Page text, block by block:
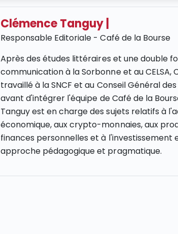
Clémence Tanguy
Responsable Editoriale - Café de la Bourse
Après des études littéraires et une double
communication à la Sorbonne et au CELSA,
travaillé à la SNCF et au Conseil Général
avant d'intégrer l'équipe de Café de la
Tanguy est en charge des sujets relatifs à
économique, aux crypto-monnaies, aux
finances personnelles et à l'investissement
approche pédagogique et pragmatique.